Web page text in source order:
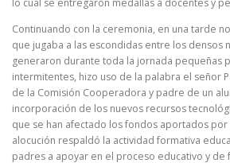
lo cual se entregaron medallas a docentes y
Continuando con la ceremonia, en una tarde
que jugaba a las escondidas entre los densos
generaron durante toda la jornada pequeñas
intermitentes, hizo uso de la palabra el señor
de la Comisión Cooperadora y padre de un
incorporación de los nuevos recursos
que se han afectado los fondos aportados por
alocución respaldó la actividad formativa
padres a apoyar en el proceso educativo y de